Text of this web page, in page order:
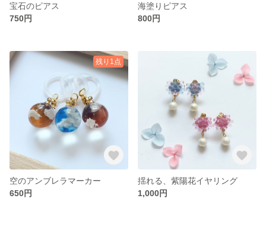
宝石のピアス
750円
海塗りピアス
800円
残り1点
空のアンブレラマーカー
650円
揺れる、紫陽花イヤリング
1,000円